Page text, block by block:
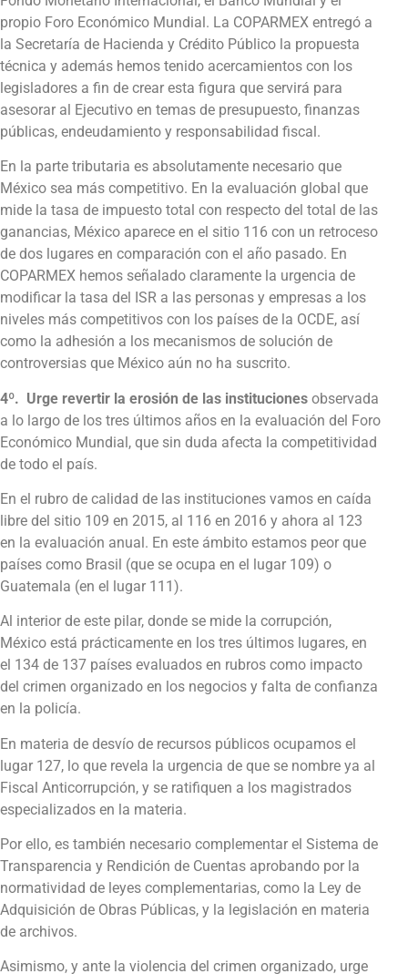
propio Foro Económico Mundial. La COPARMEX entregó a
la Secretaría de Hacienda y Crédito Público la propuesta
técnica y además hemos tenido acercamientos con los
legisladores a fin de crear esta figura que servirá para
asesorar al Ejecutivo en temas de presupuesto, finanzas
públicas, endeudamiento y responsabilidad fiscal.
En la parte tributaria es absolutamente necesario que
México sea más competitivo. En la evaluación global que
mide la tasa de impuesto total con respecto del total de las
ganancias, México aparece en el sitio 116 con un retroceso
de dos lugares en comparación con el año pasado. En
COPARMEX hemos señalado claramente la urgencia de
modificar la tasa del ISR a las personas y empresas a los
niveles más competitivos con los países de la OCDE, así
como la adhesión a los mecanismos de solución de
controversias que México aún no ha suscrito.
4º. Urge revertir la erosión de las instituciones observada
a lo largo de los tres últimos años en la evaluación del Foro
Económico Mundial, que sin duda afecta la competitividad
de todo el país.
En el rubro de calidad de las instituciones vamos en caída
libre del sitio 109 en 2015, al 116 en 2016 y ahora al 123
en la evaluación anual. En este ámbito estamos peor que
países como Brasil (que se ocupa en el lugar 109) o
Guatemala (en el lugar 111).
Al interior de este pilar, donde se mide la corrupción,
México está prácticamente en los tres últimos lugares, en
el 134 de 137 países evaluados en rubros como impacto
del crimen organizado en los negocios y falta de confianza
en la policía.
En materia de desvío de recursos públicos ocupamos el
lugar 127, lo que revela la urgencia de que se nombre ya al
Fiscal Anticorrupción, y se ratifiquen a los magistrados
especializados en la materia.
Por ello, es también necesario complementar el Sistema de
Transparencia y Rendición de Cuentas aprobando por la
normatividad de leyes complementarias, como la Ley de
Adquisición de Obras Públicas, y la legislación en materia
de archivos.
Asimismo, y ante la violencia del crimen organizado, urge